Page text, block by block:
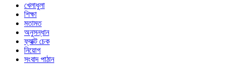
খেলাধুলা
শিক্ষা
মতামত
অনুসন্ধান
ফ্যাক্ট চেক
নিয়োগ
সংবাদ পাঠান